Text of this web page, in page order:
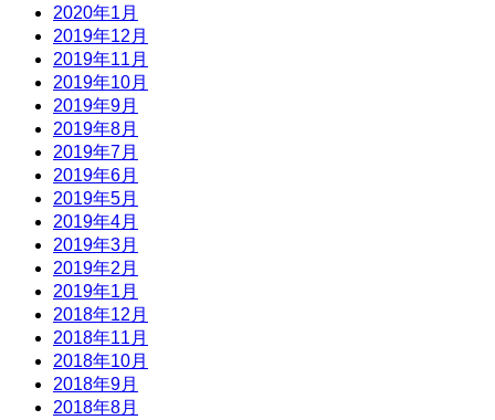
2020年1月
2019年12月
2019年11月
2019年10月
2019年9月
2019年8月
2019年7月
2019年6月
2019年5月
2019年4月
2019年3月
2019年2月
2019年1月
2018年12月
2018年11月
2018年10月
2018年9月
2018年8月